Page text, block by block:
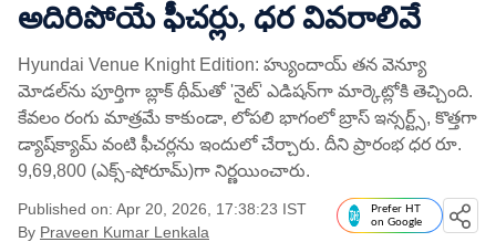
అదిరిపోయే ఫీచర్లు, ధర వివరాలివే
Hyundai Venue Knight Edition: హ్యుందాయ్ తన వెన్యూ
మోడల్‌ను పూర్తిగా బ్లాక్ థీమ్‌తో 'నైట్' ఎడిషన్‌గా మార్కెట్లోకి తెచ్చింది.
కేవలం రంగు మాత్రమే కాకుండా, లోపలి భాగంలో బ్రాస్ ఇన్సర్ట్స్, కొత్తగా
డ్యాష్‌క్యామ్ వంటి ఫీచర్లను ఇందులో చేర్చారు. దీని ప్రారంభ ధర రూ.
9,69,800 (ఎక్స్-షోరూమ్)గా నిర్ణయించారు.
Published on: Apr 20, 2026, 17:38:23 IST
By Praveen Kumar Lenkala
Prefer HT
on Google